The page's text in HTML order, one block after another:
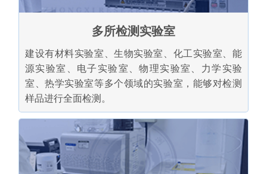
多所检测实验室
建设有材料实验室、生物实验室、化工实验室、能
源实验室、电子实验室、物理实验室、力学实验
室、热学实验室等多个领域的实验室，能够对检测
样品进行全面检测。